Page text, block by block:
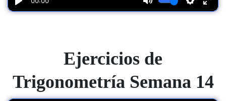
Ejercicios de
Trigonometría Semana 14